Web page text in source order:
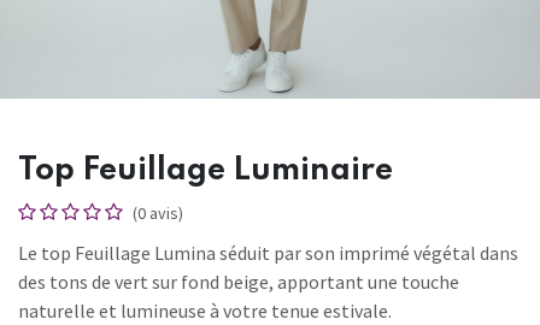
Top Feuillage Luminaire
(0 avis)
Le top Feuillage Lumina séduit par son imprimé végétal dans
des tons de vert sur fond beige, apportant une touche
naturelle et lumineuse à votre tenue estivale.